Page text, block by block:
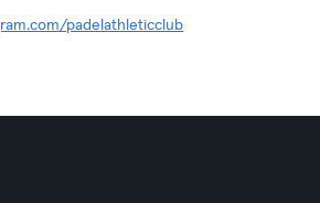
padelathleticclub